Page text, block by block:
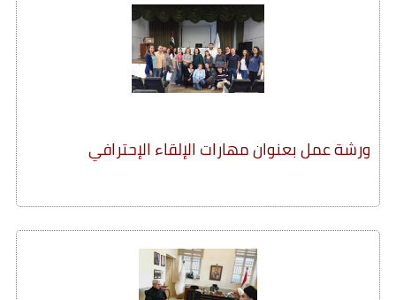
ورشة عمل بعنوان مهارات الإلقاء الإحترافي